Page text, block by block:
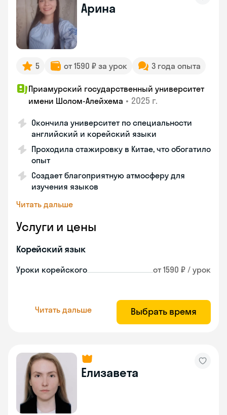
Арина
5 от 1590 ₽ за урок 3 года опыта
Приамурский государственный университет
имени Шолом-Алейхема • 2025 г.
Окончила университет по специальности
английский и корейский языки
Проходила стажировку в Китае, что обогатило
опыт
Создает благоприятную атмосферу для
изучения языков
Читать дальше
Услуги и цены
Корейский язык
Уроки корейского от 1590 ₽ / урок
Читать дальше Выбрать время
Елизавета